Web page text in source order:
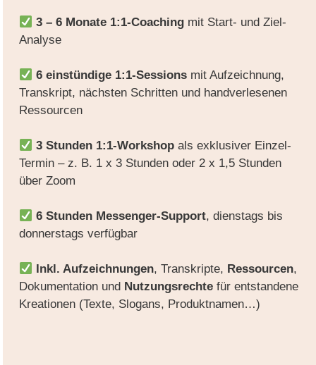
3 – 6 Monate 1:1-Coaching mit Start- und Ziel-
Analyse
6 einstündige 1:1-Sessions mit Aufzeichnung,
Transkript, nächsten Schritten und handverlesenen
Ressourcen
3 Stunden 1:1-Workshop als exklusiver Einzel-
Termin – z. B. 1 x 3 Stunden oder 2 x 1,5 Stunden
über Zoom
6 Stunden Messenger-Support, dienstags bis
donnerstags verfügbar
Inkl. Aufzeichnungen, Transkripte, Ressourcen,
Dokumentation und Nutzungsrechtefür entstandene
Kreationen (Texte, Slogans, Produktnamen…)